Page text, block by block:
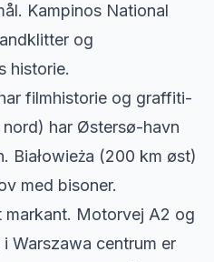
Kampinos National
og
historie.
filmhistorie og graffiti-
har Østersø-havn
Białowieża (200 km øst)
med bisoner.
markant. Motorvej A2 og
Warszawa centrum er